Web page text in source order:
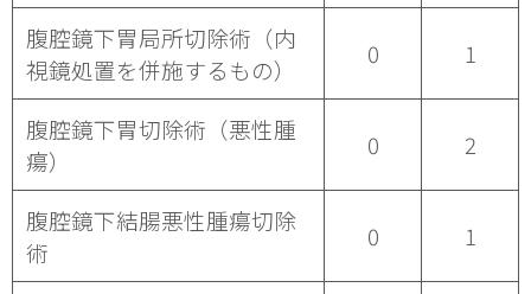
腹腔鏡下胃局所切除術（内
視鏡処置を併施するもの）
0 1
腹腔鏡下胃切除術（悪性腫
瘍）
0 2
腹腔鏡下結腸悪性腫瘍切除
術
0 1